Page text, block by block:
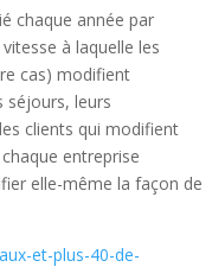
chaque année par
à laquelle les
cas) modifient
séjours, leurs
clients qui modifient
entreprise
elle-même la façon de
et-plus-40-de-